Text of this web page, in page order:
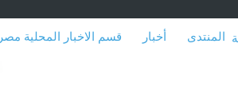
المنتدى أخبار قسم الاخبار المحلية مصر